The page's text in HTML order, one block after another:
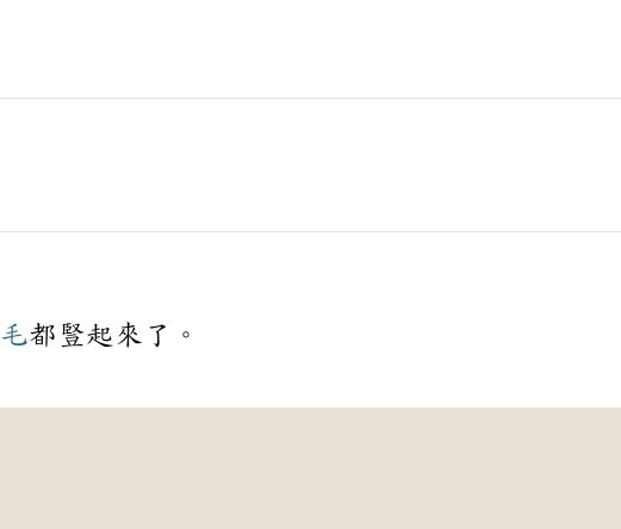
都豎起來了。